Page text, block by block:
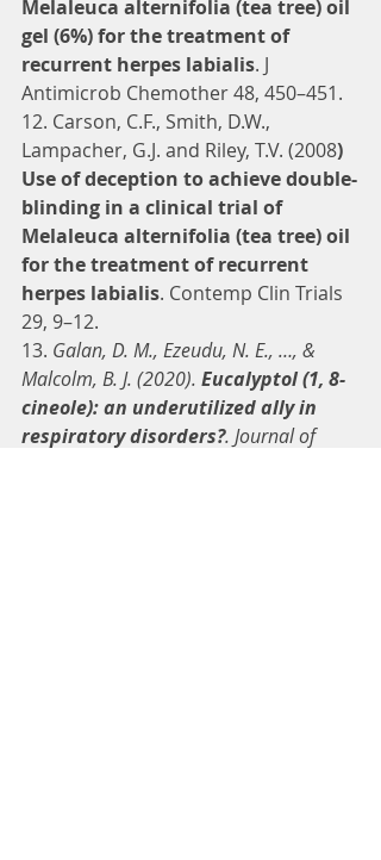
Melaleuca alternifolia (tea tree) oil
gel (6%) for the treatment of
recurrent herpes labialis. J
Antimicrob Chemother 48, 450–451.
12. Carson, C.F., Smith, D.W.,
Lampacher, G.J. and Riley, T.V. (2008)
Use of deception to achieve double-
blinding in a clinical trial of
Melaleuca alternifolia (tea tree) oil
for the treatment of recurrent
herpes labialis. Contemp Clin Trials
29, 9–12.
13. Galan, D. M., Ezeudu, N. E., …, &
Malcolm, B. J. (2020). Eucalyptol (1, 8-
cineole): an underutilized ally in
respiratory disorders?. Journal of